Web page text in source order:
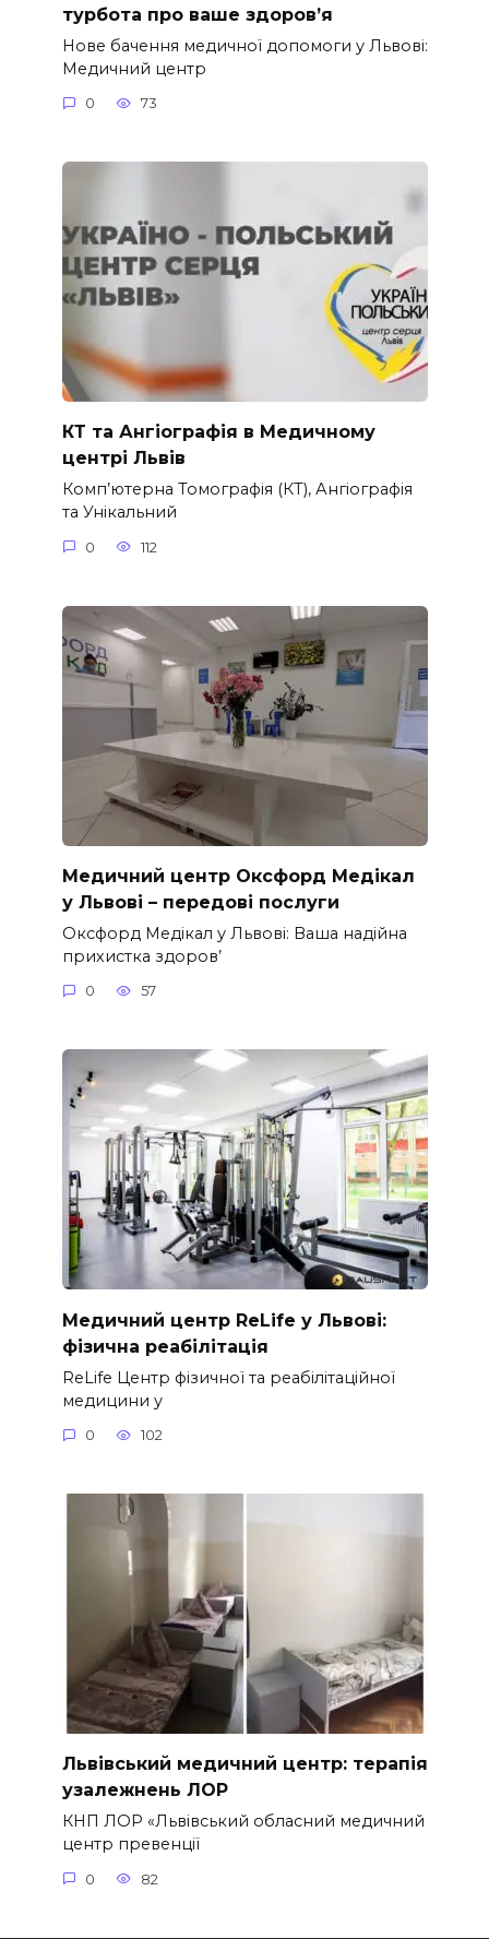
турбота про ваше здоров’я
Нове бачення медичної допомоги у Львові:
Медичний центр
0 73
КТ та Ангіографія в Медичному
центрі Львів
Комп’ютерна Томографія (КТ), Ангіографія
та Унікальний
0 112
Медичний центр Оксфорд Медікал
у Львові – передові послуги
Оксфорд Медікал у Львові: Ваша надійна
прихистка здоров’
0 57
Медичний центр ReLife у Львові:
фізична реабілітація
ReLife Центр фізичної та реабілітаційної
медицини у
0 102
Львівський медичний центр: терапія
узалежнень ЛОР
КНП ЛОР «Львівський обласний медичний
центр превенції
0 82